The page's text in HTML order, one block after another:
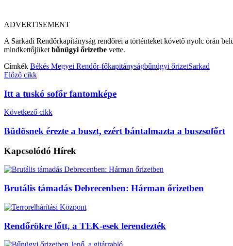
ADVERTISEMENT
A Sarkadi Rendőrkapitányság rendőrei a történteket követő nyolc órán
mindkettőjüket bűnügyi őrizetbe vette.
Címkék Békés Megyei Rendőr-főkapitányságbűnügyi őrizetSarkad
Előző cikk
Itt a tuskó sofőr fantomképe
Következő cikk
Büdösnek érezte a buszt, ezért bántalmazta a buszsofőrt
Kapcsolódó Hírek
Brutális támadás Debrecenben: Hárman őrizetben
Rendőrökre lőtt, a TEK-esek lerendezték